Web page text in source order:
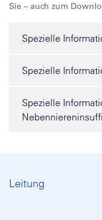
Sie – auch zum
Spezielle
Spezielle
Spezielle
Leitung